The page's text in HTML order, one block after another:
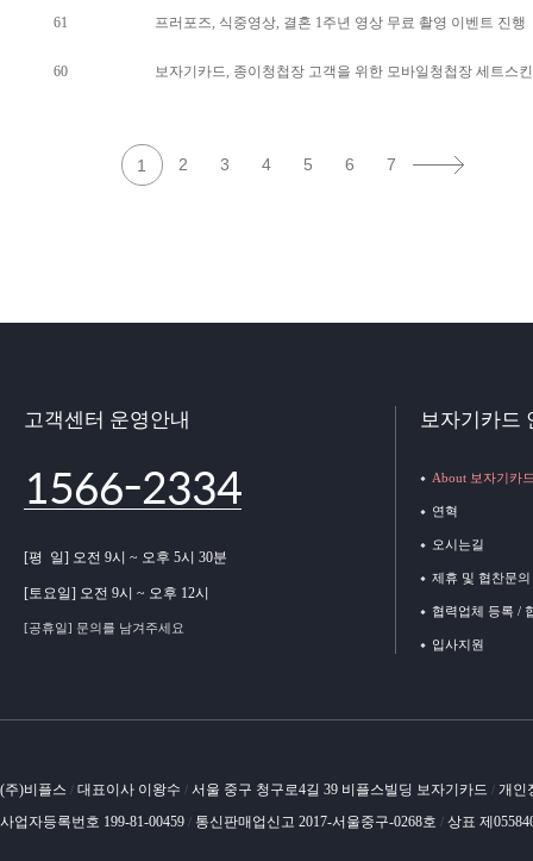
61 프러포즈, 식중영상, 결혼 1주년 영상 무료 촬영 이벤트 진행
60 보자기카드, 종이청첩장 고객을 위한 모바일청첩장 세트스
1 2 3 4 5 6 7
고객센터 운영안내
1566-2334
[평 일] 오전 9시 ~ 오후 5시 30분
[토요일] 오전 9시 ~ 오후 12시
[공휴일] 문의를 남겨주세요
보자기카드
About 보자기카
연혁
오시는길
제휴 및 협찬문의
협력업체 등록 /
입사지원
(주)비플스 / 대표이사 이왕수 / 서울 중구 청구로4길 39 비플스빌딩 보자기카드 / 개인
사업자등록번호 199-81-00459 / 통신판매업신고 2017-서울중구-0268호 / 상표 제